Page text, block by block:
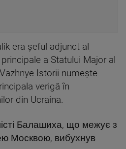
era șeful adjunct al
a Statului Major al
Istorii numește
verigă în
din Ucraina.
Балашиха, що межує з
Москвою, вибухнув